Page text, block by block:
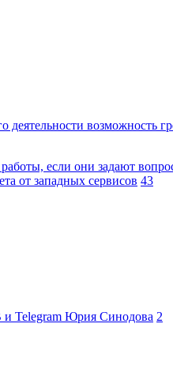
деятельности
если они задают
от западных сервисов 43
и Telegram Юрия Синодова 2